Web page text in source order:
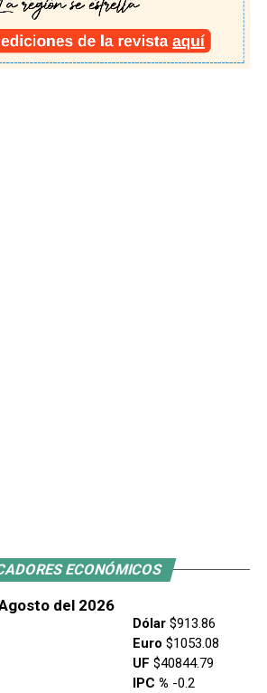
ECONÓMICOS
del 2026
Dólar$913.86
Euro $1053.08
UF $40844.79
IPC % -0.2